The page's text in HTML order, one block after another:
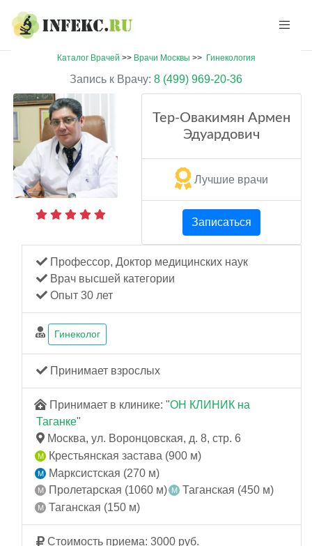
Каталог Врачей >> Врачи Москвы >> Гинекология
Запись к Врачу: 8 (499) 969-20-36
Тер-Овакимян Армен
Эдуардович
Лучшие врачи
Записаться
Профессор, Доктор медицинских наук
Врач высшей категории
Опыт 30 лет
Гинеколог
Принимает взрослых
Принимает в клинике: "ОН КЛИНИК на
Таганке"
Москва, ул. Воронцовская, д. 8, стр. 6
Крестьянская застава (900 м)
Марксистская (270 м)
Пролетарская (1060 м)
Таганская (450 м)
Таганская (150 м)
Стоимость приема: 3000 руб.